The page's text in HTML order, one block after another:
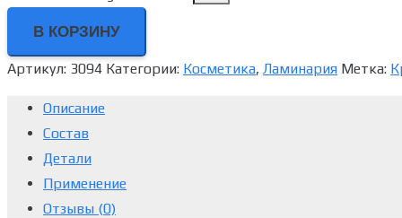
В КОРЗИНУ
Артикул: 3094 Категории: Косметика, Ламинария Метка:
Описание
Состав
Детали
Применение
Отзывы (0)